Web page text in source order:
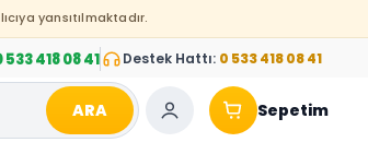
yansıtılmaktadır.
533 418 08 41 Destek Hattı: 0 533 418 08 41
ARA Sepetim